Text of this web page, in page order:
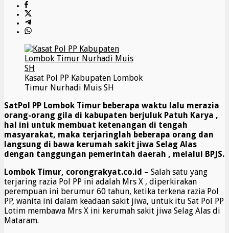
Kasat Pol PP Kabupaten Lombok
Timur Nurhadi Muis SH
SatPol PP Lombok Timur beberapa waktu lalu merazia
orang-orang gila di kabupaten berjuluk Patuh Karya ,
hal ini untuk membuat ketenangan di tengah
masyarakat, maka terjaringlah beberapa orang dan
langsung di bawa kerumah sakit jiwa Selag Alas
dengan tanggungan pemerintah daerah , melalui BPJS.
Lombok Timur, corongrakyat.co.id – Salah satu yang
terjaring razia Pol PP ini adalah Mrs X , diperkirakan
perempuan ini berumur 60 tahun, ketika terkena razia Pol
PP, wanita ini dalam keadaan sakit jiwa, untuk itu Sat Pol PP
Lotim membawa Mrs X ini kerumah sakit jiwa Selag Alas di
Mataram.